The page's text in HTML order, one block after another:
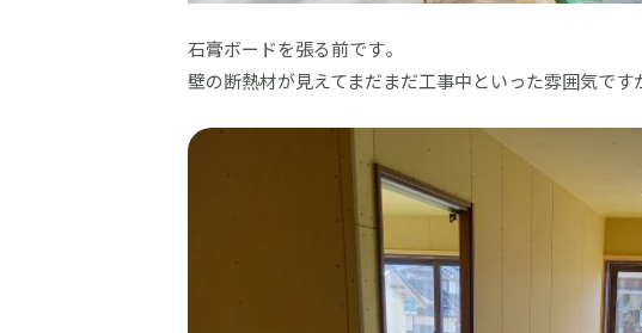
石膏ボードを張る前です。
壁の断熱材が見えてまだまだ工事中といった雰囲気です